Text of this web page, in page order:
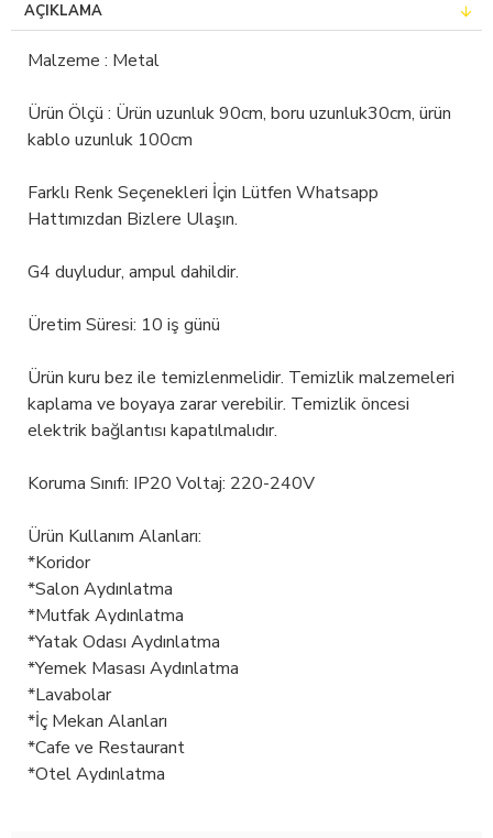
AÇIKLAMA
Malzeme : Metal
Ürün Ölçü : Ürün uzunluk 90cm, boru uzunluk30cm, ürün
kablo uzunluk 100cm
Farklı Renk Seçenekleri İçin Lütfen Whatsapp
Hattımızdan Bizlere Ulaşın.
G4 duyludur, ampul dahildir.
Üretim Süresi: 10 iş günü
Ürün kuru bez ile temizlenmelidir. Temizlik malzemeleri
kaplama ve boyaya zarar verebilir. Temizlik öncesi
elektrik bağlantısı kapatılmalıdır.
Koruma Sınıfı: IP20 Voltaj: 220-240V
Ürün Kullanım Alanları:
*Koridor
*Salon Aydınlatma
*Mutfak Aydınlatma
*Yatak Odası Aydınlatma
*Yemek Masası Aydınlatma
*Lavabolar
*İç Mekan Alanları
*Cafe ve Restaurant
*Otel Aydınlatma